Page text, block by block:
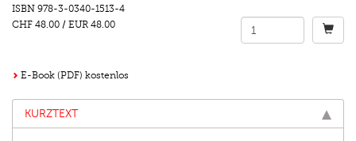
ISBN 978-3-0340-1513-4
CHF 48.00 / EUR 48.00
E-Book (PDF) kostenlos
KURZTEXT